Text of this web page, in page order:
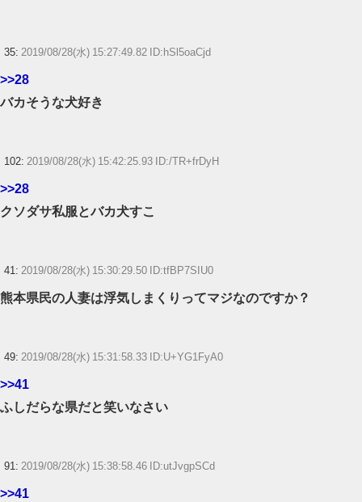
35: 2019/08/28(水) 15:27:49.82 ID:hSl5oaCjd
>>28
バカそうな犬好き
102: 2019/08/28(水) 15:42:25.93 ID:/TR+frDyH
>>28
クソダサ私服とバカ犬すこ
41: 2019/08/28(水) 15:30:29.50 ID:tfBP7SIU0
熊本県民の人妻は浮気しまくりってマジなのですか？
49: 2019/08/28(水) 15:31:58.33 ID:U+YG1FyA0
>>41
ふしだらな県だと笑いなさい
91: 2019/08/28(水) 15:38:58.46 ID:utJvgpSCd
>>41